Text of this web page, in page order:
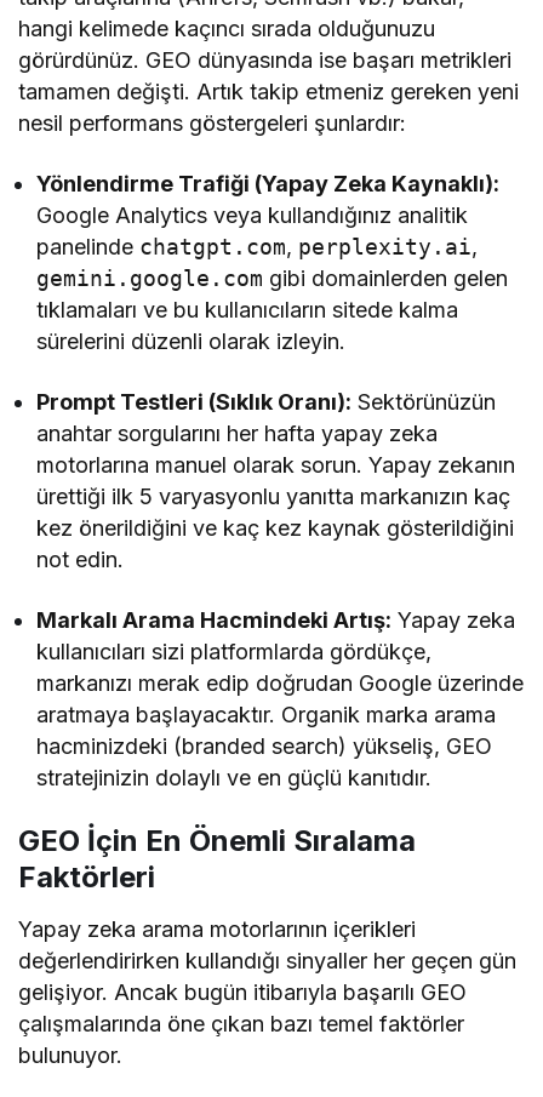
hangi kelimede kaçıncı sırada olduğunuzu
görürdünüz. GEO dünyasında ise başarı metrikleri
tamamen değişti. Artık takip etmeniz gereken yeni
nesil performans göstergeleri şunlardır:
Yönlendirme Trafiği (Yapay Zeka Kaynaklı):
Google Analytics veya kullandığınız analitik
panelinde chatgpt.com, perplexity.ai,
gemini.google.com gibi domainlerden gelen
tıklamaları ve bu kullanıcıların sitede kalma
sürelerini düzenli olarak izleyin.
Prompt Testleri (Sıklık Oranı): Sektörünüzün
anahtar sorgularını her hafta yapay zeka
motorlarına manuel olarak sorun. Yapay zekanın
ürettiği ilk 5 varyasyonlu yanıtta markanızın kaç
kez önerildiğini ve kaç kez kaynak gösterildiğini
not edin.
Markalı Arama Hacmindeki Artış: Yapay zeka
kullanıcıları sizi platformlarda gördükçe,
markanızı merak edip doğrudan Google üzerinde
aratmaya başlayacaktır. Organik marka arama
hacminizdeki (branded search) yükseliş, GEO
stratejinizin dolaylı ve en güçlü kanıtıdır.
GEO İçin En Önemli Sıralama
Faktörleri
Yapay zeka arama motorlarının içerikleri
değerlendirirken kullandığı sinyaller her geçen gün
gelişiyor. Ancak bugün itibarıyla başarılı GEO
çalışmalarında öne çıkan bazı temel faktörler
bulunuyor.